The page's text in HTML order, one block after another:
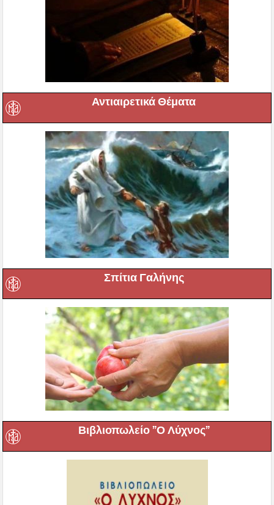
Αντιαιρετικά Θέματα
Σπίτια Γαλήνης
Βιβλιοπωλείο ”Ο Λύχνος”